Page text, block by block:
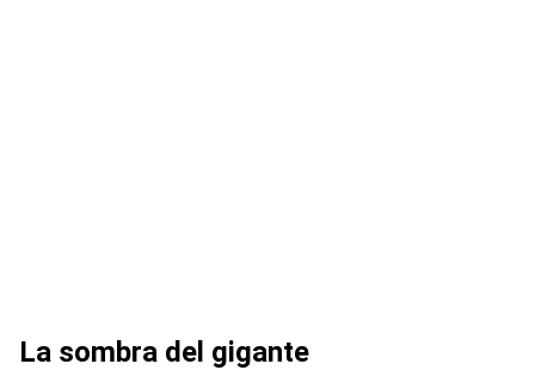
La sombra del gigante